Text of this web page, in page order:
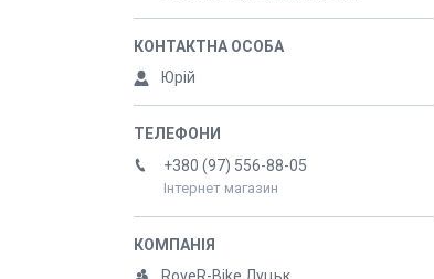
Юрій
+380 (97) 556-88-05
Інтернет магазин